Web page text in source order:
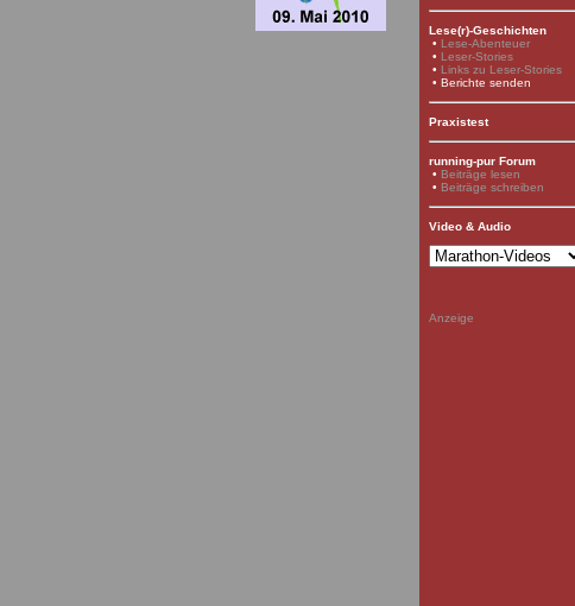
Lese(r)-Geschichten
• Lese-Abenteuer
• Leser-Stories
• Links zu Leser-Stories
• Berichte senden
Praxistest
running-pur Forum
• Beiträge lesen
• Beiträge schreiben
Video & Audio
Anzeige